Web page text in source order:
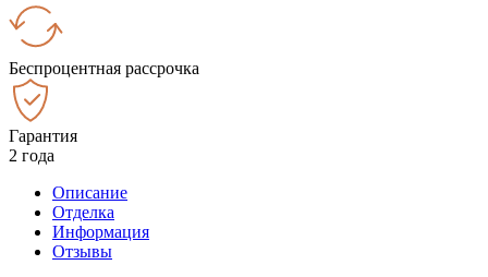
Беспроцентная рассрочка
Гарантия
2 года
Описание
Отделка
Информация
Отзывы